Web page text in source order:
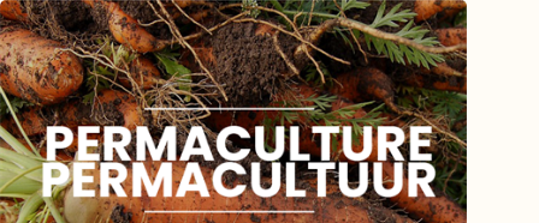
deze tentoonstelling een poëtisch en
lichtgevend intermezzo in een uitzonderlijk
kader.De deelnemers ontdekken ook Shape
of Absence, een immersieve installatie
gewijd aan het bedreigde Syrische erfgoed.